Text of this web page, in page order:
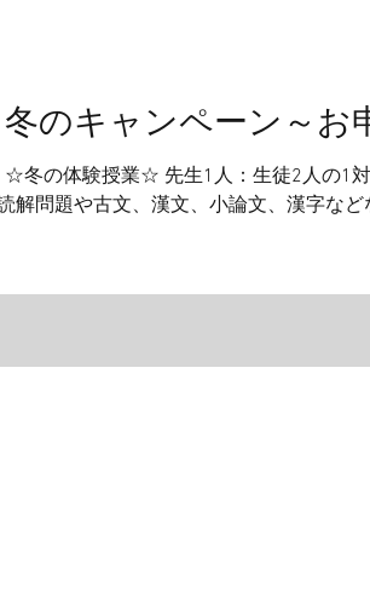
のキャンペーン～お
冬の体験授業☆ 先生1人：生徒2人の1
問題や古文、漢文、小論文、漢字な
)-12/27(土) II期：1/5(月)-10(土)